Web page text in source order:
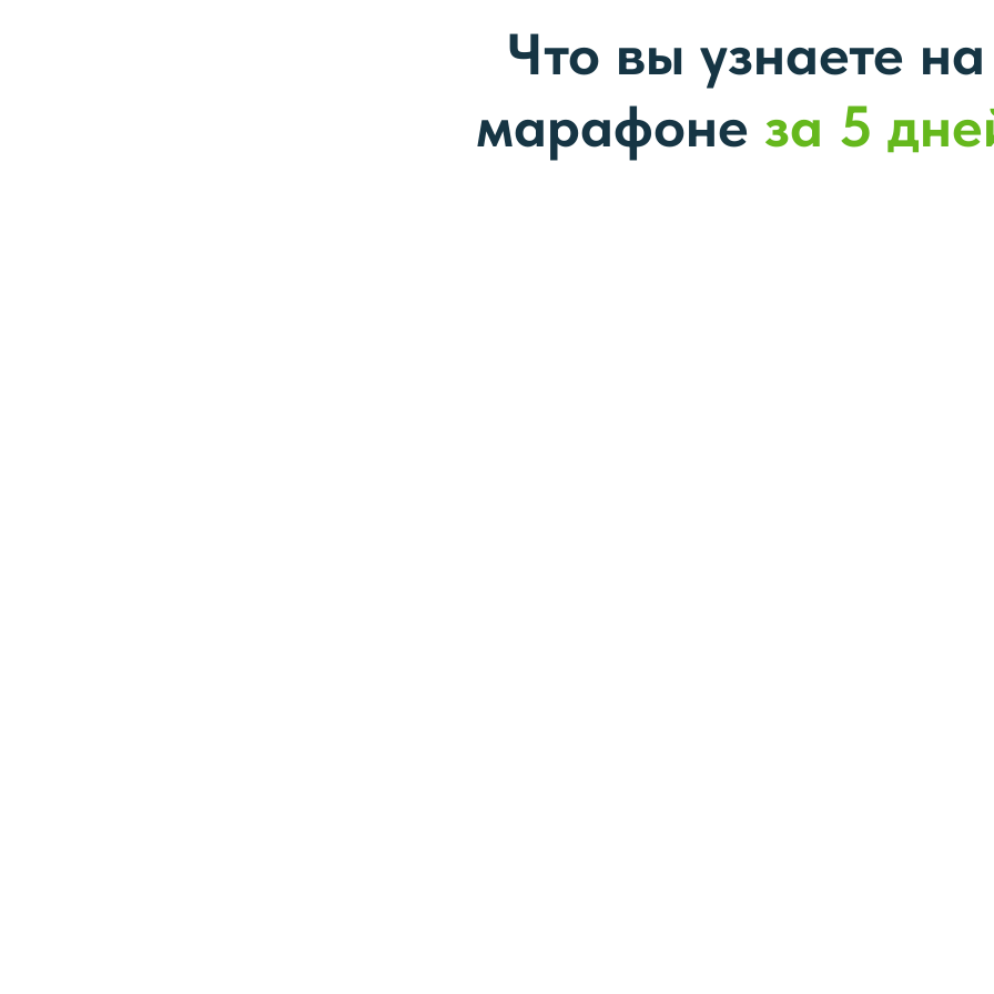
Что вы узнаете на
марафоне за 5